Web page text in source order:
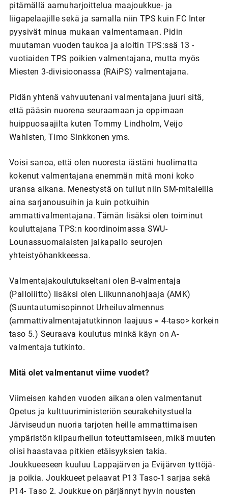
pitämällä aamuharjoittelua maajoukkue- ja
liigapelaajille sekä ja samalla niin TPS kuin FC Inter
pyysivät minua mukaan valmentamaan. Pidin
muutaman vuoden taukoa ja aloitin TPS:ssä 13 -
vuotiaiden TPS poikien valmentajana, mutta myös
Miesten 3-divisioonassa (RAiPS) valmentajana.
Pidän yhtenä vahvuutenani valmentajana juuri sitä,
että pääsin nuorena seuraamaan ja oppimaan
huippuosaajilta kuten Tommy Lindholm, Veijo
Wahlsten, Timo Sinkkonen yms.
Voisi sanoa, että olen nuoresta iästäni huolimatta
kokenut valmentajana enemmän mitä moni koko
uransa aikana. Menestystä on tullut niin SM-mitaleilla
aina sarjanousuihin ja kuin potkuihin
ammattivalmentajana. Tämän lisäksi olen toiminut
kouluttajana TPS:n koordinoimassa SWU-
Lounassuomalaisten jalkapallo seurojen
yhteistyöhankkeessa.
Valmentajakoulutukseltani olen B-valmentaja
(Palloliitto) lisäksi olen Liikunnanohjaaja (AMK)
(Suuntautumisopinnot Urheiluvalmennus
(ammattivalmentajatutkinnon laajuus = 4-taso> korkein
taso 5.) Seuraava koulutus minkä käyn on A-
valmentaja tutkinto.
Mitä olet valmentanut viime vuodet?
Viimeisen kahden vuoden aikana olen valmentanut
Opetus ja kulttuuriministeriön seurakehitystuella
Järviseudun nuoria tarjoten heille ammattimaisen
ympäristön kilpaurheilun toteuttamiseen, mikä muuten
olisi haastavaa pitkien etäisyyksien takia.
Joukkueeseen kuuluu Lappajärven ja Evijärven tyttöjä-
ja poikia. Joukkueet pelaavat P13 Taso-1 sarjaa sekä
P14- Taso 2. Joukkue on pärjännyt hyvin nousten